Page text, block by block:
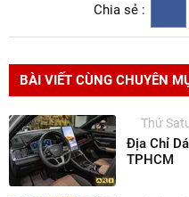
Chia sẻ :
BÀI VIẾT CÙNG CHUYÊN
Thứ
Địa Chỉ
TPHCM